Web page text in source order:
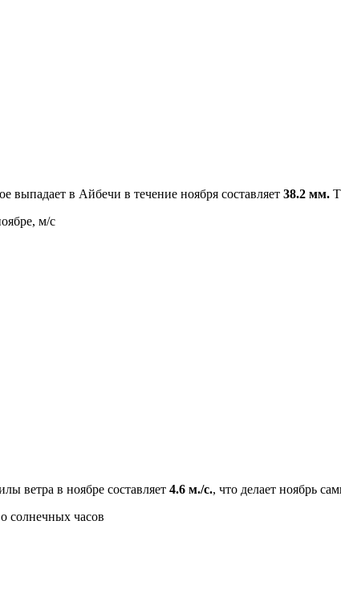
выпадает в Айбечи в течение ноября составляет 38.2 мм.
м/с
ветра в ноябре составляет 4.6 м./с., что делает ноябрь
солнечных часов